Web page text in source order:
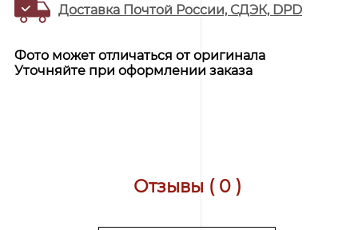
Доставка Почтой России, СДЭК, DPD
Фото может отличаться от оригинала
Уточняйте при оформлении заказа
Отзывы ( 0 )